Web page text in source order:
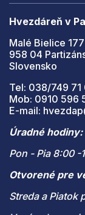
Hvezdáreň v
Malé Bielice 177
958 04
Slovensko
Tel: 038/749 71
Mob: 0910 596
E-mail:
Úradné hodiny:
Pon - Pia 8:00 -
Otvorené pre
Streda a Piatok